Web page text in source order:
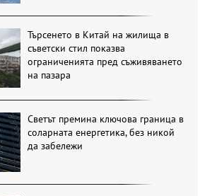
Търсенето в Китай на жилища в
съветски стил показва
ограниченията пред съживяването
на пазара
Светът премина ключова граница в
соларната енергетика, без никой
да забележи